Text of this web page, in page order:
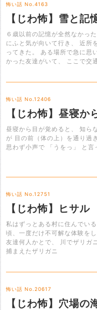
怖い話 No.4163
【じわ怖】雪と記
６歳以前の記憶が全然なかっ
にふと気が向いて行き、 近所
ってきた。 ある場所で急に思
かった友達がいて、 ここで交
怖い話 No.12406
【じわ怖】昼寝か
昼寝から目が覚めると、 知ら
が 目の前（体の上）を通り過
思わず小声で 「うをっ」 と言
怖い話 No.12751
【じわ怖】ヒサル
私はずっとある村に住んでい
頃、一度だけ不可解な体験を
友達何人かとで、 川でザリガ
捕まえたザリガニ
怖い話 No.20617
【じわ怖】穴場の